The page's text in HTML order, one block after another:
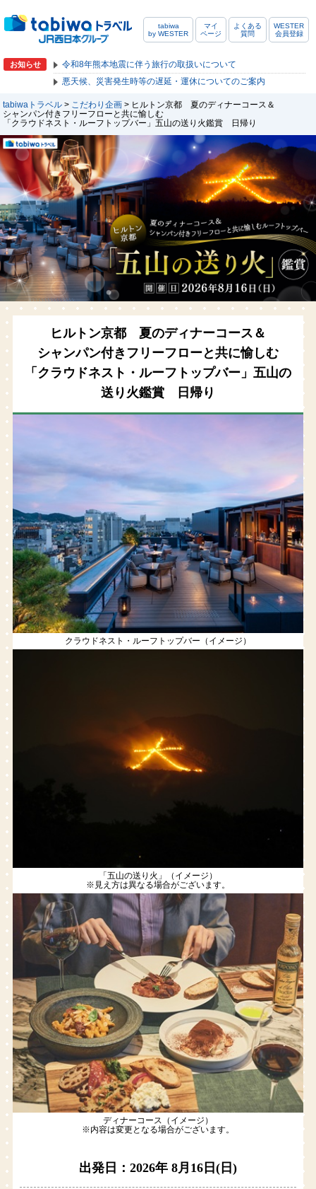
tabiwa
by WESTER
マイ
ページ
よくある
質問
WESTER
会員登録
お知らせ
令和8年熊本地震に伴う旅行の取扱いについて
悪天候、災害発生時等の遅延・運休についてのご案内
tabiwaトラベル > こだわり企画 > ヒルトン京都 夏のディナーコース＆
シャンパン付きフリーフローと共に愉しむ
「クラウドネスト・ルーフトップバー」五山の送り火鑑賞 日帰り
ヒルトン京都 夏のディナーコース＆
シャンパン付きフリーフローと共に愉しむ
「クラウドネスト・ルーフトップバー」五山の
送り火鑑賞 日帰り
クラウドネスト・ルーフトップバー（イメージ）
「五山の送り火」（イメージ）
※見え方は異なる場合がございます。
ディナーコース（イメージ）
※内容は変更となる場合がございます。
出発日：2026年 8月16日(日)